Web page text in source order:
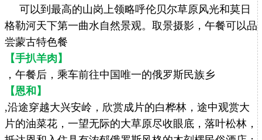
可以到最高的山岗上领略呼伦贝尔草原风光和莫日
格勒河天下第一曲水自然景观。取景摄影，午餐可以品
尝蒙古特色餐
【手扒羊肉】
，午餐后，乘车前往中国唯一的俄罗斯民族乡
【恩和】
,沿途穿越大兴安岭，欣赏成片的白桦林，途中观赏大
片的油菜花，一望无际的大草原尽收眼底，落叶松林，